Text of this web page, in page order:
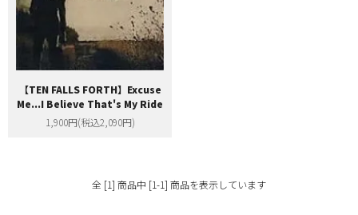
【TEN FALLS FORTH】Excuse
Me...I Believe That's My Ride
1,900円(税込2,090円)
全 [1] 商品中 [1-1] 商品を表示しています